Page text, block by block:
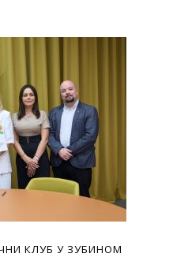
КЛУБ У ЗУБИНОМ